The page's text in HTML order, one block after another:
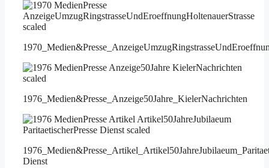
1976_Medien&Presse_Anzeige50Jahre_KielerNachrichten
Dienst